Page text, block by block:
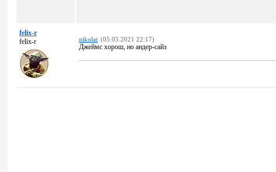
felix-r
felix-r
nikolat (05.05.2021 22:17)
Джеймс хорош, но андер-сайз